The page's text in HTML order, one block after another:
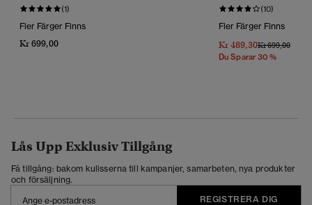
(1)
Fler Färger Finns
Kr 699,00
(10)
Fler Färger Finns
Kr 489,30Pris Reducerat
Kr 699,00Till
Du Sparar 30 %
Lås Upp Exklusiv Tillgång
Få tillgång: bakom kulisserna till kampanjer, samarbeten, nya produkter
och försäljning.
REGISTRERA DIG